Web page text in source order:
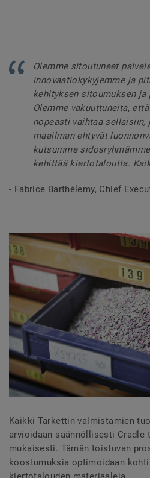
Olemme sitoutuneet
innovaatiokykyjemme ja
kehityksen sitoumuksen ja
Olemme vakuuttuneita,
nopeasti vaihtaa
maailman ehtyvät
kutsumme
kehittää kiertotaloutta.
- Fabrice Barthélemy, Chief
Kaikki Tarkettin valmistamien
arvioidaan säännöllisesti Cradle
mukaisesti. Tämän toistuvan
koostumuksia optimoidaan